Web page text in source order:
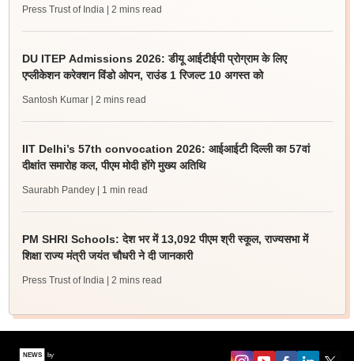
Press Trust of India | 2 mins read
DU ITEP Admissions 2026: डीयू आईटीईपी प्रोग्राम के लिए
एप्लीकेशन करेक्शन विंडो ओपन, राउंड 1 रिजल्ट 10 अगस्त को
Santosh Kumar | 2 mins read
IIT Delhi’s 57th convocation 2026: आईआईटी दिल्ली का 57वां
दीक्षांत समारोह कल, पीएम मोदी होंगे मुख्य अतिथि
Saurabh Pandey | 1 min read
PM SHRI Schools: देश भर में 13,092 पीएम श्री स्कूल, राज्यसभा में
शिक्षा राज्य मंत्री जयंत चौधरी ने दी जानकारी
Press Trust of India | 2 mins read